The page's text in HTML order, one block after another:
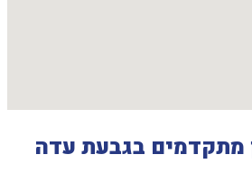
מתקדמים בגבעת עדה